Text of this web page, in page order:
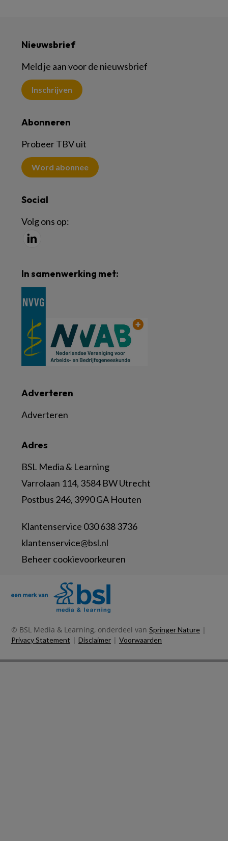
Nieuwsbrief
Meld je aan voor de nieuwsbrief
Inschrijven
Abonneren
Probeer TBV uit
Word abonnee
Social
Volg ons op:
Adres
BSL Media & Learning
Varrolaan 114, 3584 BW Utrecht
Postbus 246, 3990 GA Houten
Klantenservice 030 638 3736
klantenservice@bsl.nl
Beheer cookievoorkeuren
Adverteren
Adverteren
In samenwerking met:
© BSL Media & Learning, onderdeel van Springer Nature |
Privacy Statement | Disclaimer | Voorwaarden